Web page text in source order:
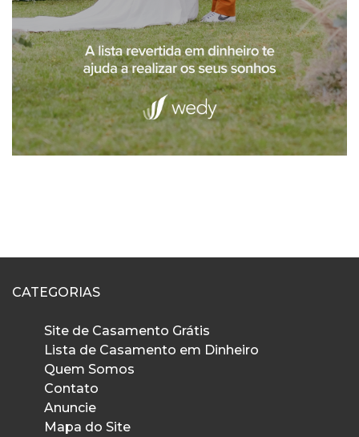
CATEGORIAS
Site de Casamento Grátis
Lista de Casamento em Dinheiro
Quem Somos
Contato
Anuncie
Mapa do Site